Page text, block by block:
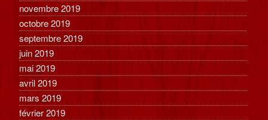
novembre 2019
octobre 2019
septembre 2019
juin 2019
mai 2019
avril 2019
mars 2019
février 2019